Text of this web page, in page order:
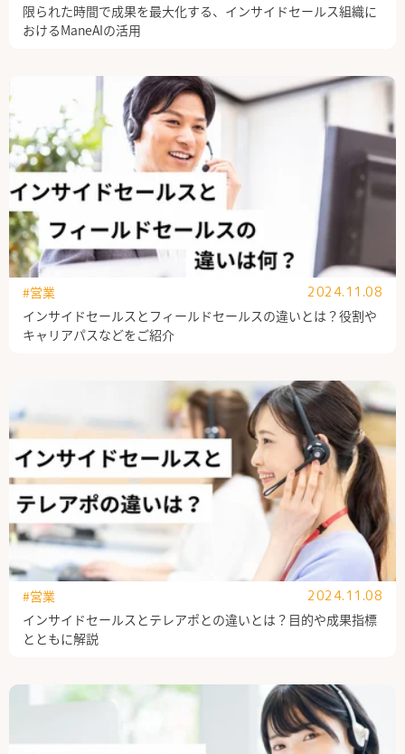
限られた時間で成果を最大化する、インサイドセールス組織に
おけるManeAIの活用
インサイドセールスとフィールドセールスの違いとは？役割や
キャリアパスなどをご紹介
#営業 2024.11.08
インサイドセールスとテレアポとの違いとは？目的や成果指標
とともに解説
#営業 2024.11.08